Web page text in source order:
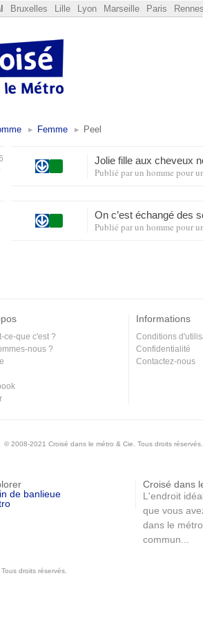
Bruxelles Lille Lyon Marseille Paris Rennes
Femme Peel
Jolie fille aux cheveux
Publié parun homme pour
On c’est échangé des
Publié parun homme pour
ce-que c'est ?
nous ?
Informations
Conditions
Confidentialité
Contactez-nous
© 2008-2021 Croisé dans le métro & Cie. Tous droits réservés.
de banlieue
Croisé dans
L'endroit
que vous
dans le
commun...
droits réservés.